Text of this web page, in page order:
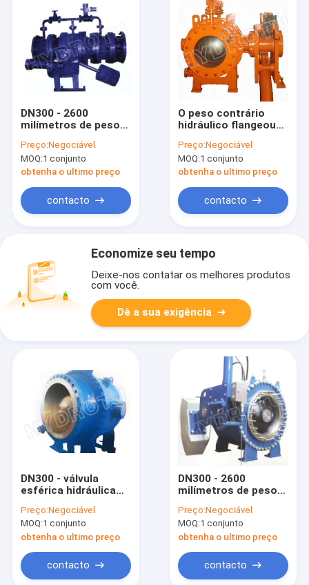
DN300 - 2600
milímetros de peso
flangearam válvula
de globo/válvula
esférica de /Ball da
Preço:Negociável
MOQ:1 conjunto
obtenha o ultimo preço
contacto
O peso contrário
hidráulico flangeou
Preço:Negociável
MOQ:1 conjunto
obtenha o ultimo preço
contacto
Economize seu tempo
Deixe-nos contatar os melhores produtos
com você.
Dê a sua exigência
DN300 - válvula
esférica hidráulica
2600
milímetros/válvula de
globo flangeada para
a estação das
energias hidráulicas
Preço:Negociável
MOQ:1 conjunto
obtenha o ultimo preço
contacto
DN300 - 2600
milímetros de peso
flangearam a válvula
de globo, válvula
esférica para a
estação das
energias hidráulicas
Preço:Negociável
MOQ:1 conjunto
obtenha o ultimo preço
contacto